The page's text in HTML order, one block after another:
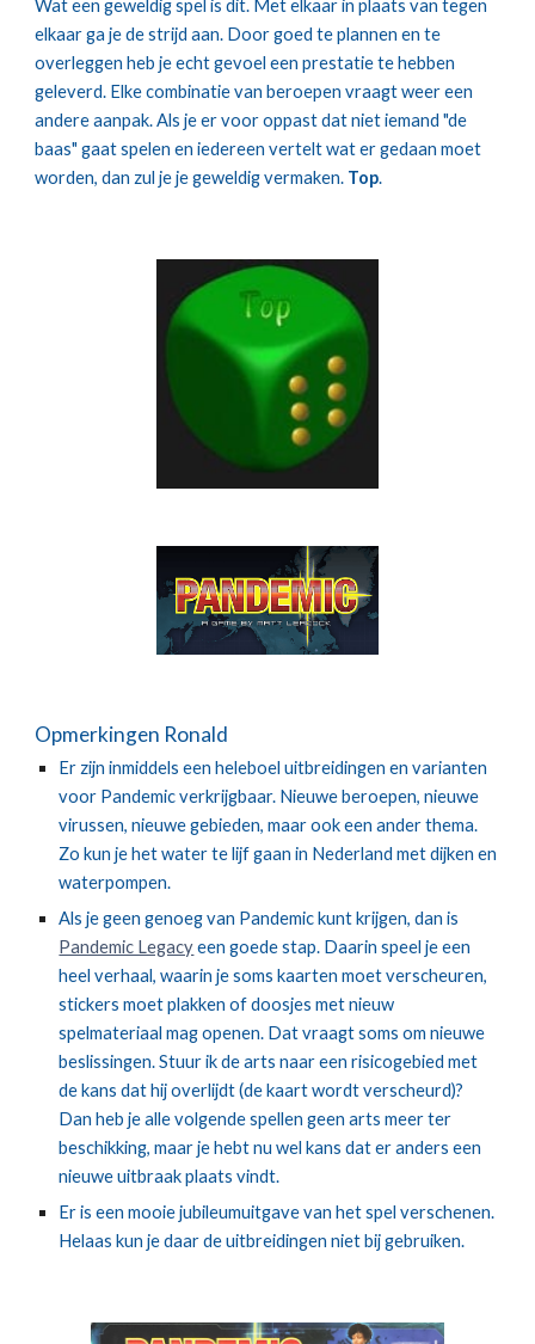
Wat een geweldig spel is dit. Met elkaar in plaats van tegen
elkaar ga je de strijd aan. Door goed te plannen en te
overleggen heb je echt gevoel een prestatie te hebben
geleverd. Elke combinatie van beroepen vraagt weer een
andere aanpak. Als je er voor oppast dat niet iemand "de
baas" gaat spelen en iedereen vertelt wat er gedaan moet
worden, dan zul je je geweldig vermaken. Top.
Opmerkingen Ronald
Er zijn inmiddels een heleboel uitbreidingen en varianten
voor Pandemic verkrijgbaar. Nieuwe beroepen, nieuwe
virussen, nieuwe gebieden, maar ook een ander thema.
Zo kun je het water te lijf gaan in Nederland met dijken en
waterpompen.
Pandemic Legacy een goede stap. Daarin speel je een
heel verhaal, waarin je soms kaarten moet verscheuren,
stickers moet plakken of doosjes met nieuw
spelmateriaal mag openen. Dat vraagt soms om nieuwe
beslissingen. Stuur ik de arts naar een risicogebied met
de kans dat hij overlijdt (de kaart wordt verscheurd)?
Dan heb je alle volgende spellen geen arts meer ter
beschikking, maar je hebt nu wel kans dat er anders een
nieuwe uitbraak plaats vindt.
Er is een mooie jubileumuitgave van het spel verschenen.
Helaas kun je daar de uitbreidingen niet bij gebruiken.